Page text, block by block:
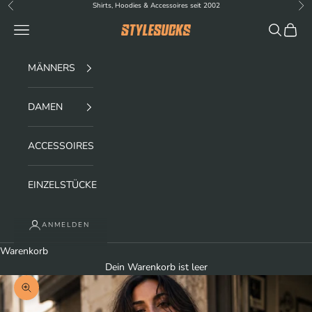
Zum Inhalt springen
Zurück Shirts, Hoodies & Accessoires seit 2002 Vor
stylesucks
Menü Suchen
MÄNNERS
DAMEN
ACCESSOIRES
EINZELSTÜCKE
ANMELDEN
Warenkorb
Dein Warenkorb ist leer
Bild vergrößern